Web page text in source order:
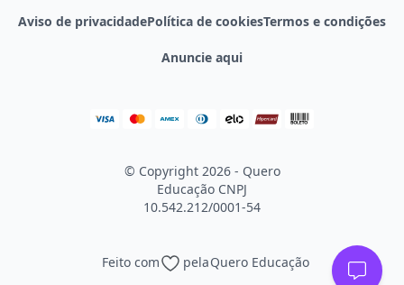
Aviso de privacidadePolítica de cookiesTermos e condições
Anuncie aqui
© Copyright 2026 - Quero
Educação CNPJ
10.542.212/0001-54
Feito com pelaQuero Educação